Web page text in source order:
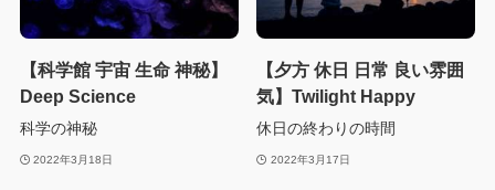
【科学館 宇宙 生命 神秘】
Deep Science
科学の神秘
2022年3月18日
【夕方 休日 日常 良い雰囲
気】Twilight Happy
休日の終わりの時間
2022年3月17日